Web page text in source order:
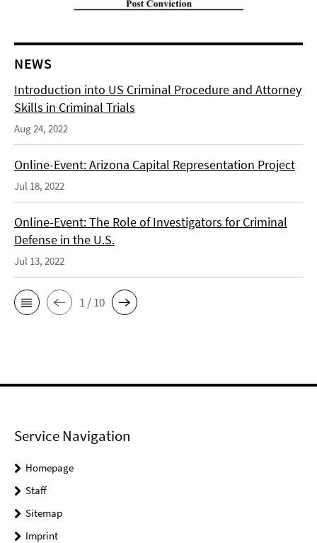
NEWS
Introduction into US Criminal Procedure and Attorney
Skills in Criminal Trials
Aug 24, 2022
Online-Event: Arizona Capital Representation Project
Jul 18, 2022
Online-Event: The Role of Investigators for Criminal
Defense in the U.S.
Jul 13, 2022
1 / 10
Service Navigation
Homepage
Staff
Sitemap
Imprint